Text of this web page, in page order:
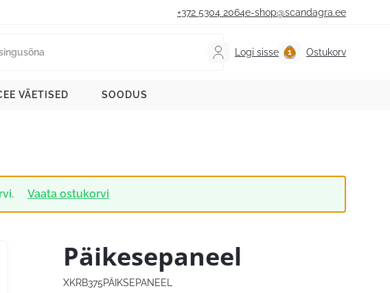
+372 5304 2064e-shop@scandagra.ee
Logi sisse Ostukorv
VÄETISED SOODUS
Vaata ostukorvi
Päikesepaneel
XKRB375PÄIKSEPANEEL